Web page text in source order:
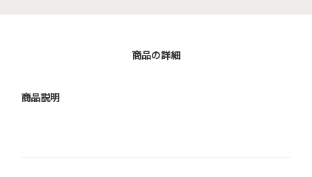
商品の詳細
商品説明